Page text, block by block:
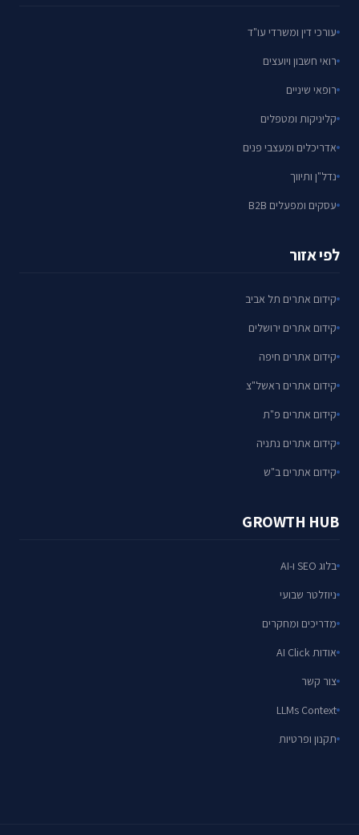
עורכי דין ומשרדי עו"ד
רואי חשבון ויועצים
רופאי שיניים
קליניקות ומטפלים
אדריכלים ומעצבי פנים
נדל"ן ותיווך
עסקים ומפעלים B2B
לפי אזור
קידום אתרים תל אביב
קידום אתרים ירושלים
קידום אתרים חיפה
קידום אתרים ראשל"צ
קידום אתרים פ"ת
קידום אתרים נתניה
קידום אתרים ב"ש
GROWTH HUB
בלוג SEO ו-AI
ניוזלטר שבועי
מדריכים ומחקרים
אודות AI Click
צור קשר
LLMs Context
תקנון ופרטיות